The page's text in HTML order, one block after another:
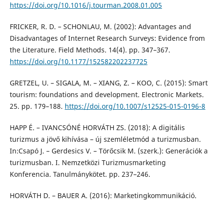
https://doi.org/10.1016/j.tourman.2008.01.005
FRICKER, R. D. – SCHONLAU, M. (2002): Advantages and
Disadvantages of Internet Research Surveys: Evidence from
the Literature. Field Methods. 14(4). pp. 347–367.
https://doi.org/10.1177/152582202237725
GRETZEL, U. – SIGALA, M. – XIANG, Z. – KOO, C. (2015): Smart
tourism: foundations and development. Electronic Markets.
25. pp. 179–188. https://doi.org/10.1007/s12525-015-0196-8
HAPP É. – IVANCSÓNÉ HORVÁTH ZS. (2018): A digitális
turizmus a jövő kihívása – új szemléletmód a turizmusban.
In:Csapó J. – Gerdesics V. – Törőcsik M. (szerk.): Generációk a
turizmusban. I. Nemzetközi Turizmusmarketing
Konferencia. Tanulmánykötet. pp. 237–246.
HORVÁTH D. – BAUER A. (2016): Marketingkommunikáció.